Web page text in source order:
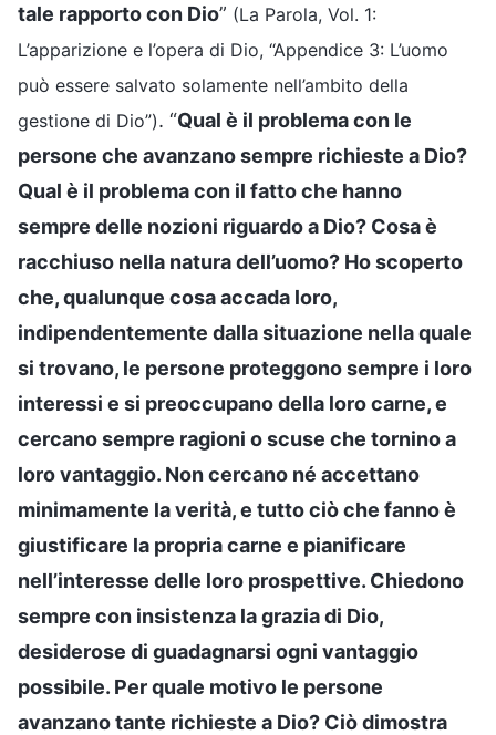
tale rapporto con Dio” (La Parola, Vol. 1:
L’apparizione e l’opera di Dio, “Appendice 3: L’uomo
può essere salvato solamente nell’ambito della
gestione di Dio”). “Qual è il problema con le
persone che avanzano sempre richieste a Dio?
Qual è il problema con il fatto che hanno
sempre delle nozioni riguardo a Dio? Cosa è
racchiuso nella natura dell’uomo? Ho scoperto
che, qualunque cosa accada loro,
indipendentemente dalla situazione nella quale
si trovano, le persone proteggono sempre i loro
interessi e si preoccupano della loro carne, e
cercano sempre ragioni o scuse che tornino a
loro vantaggio. Non cercano né accettano
minimamente la verità, e tutto ciò che fanno è
giustificare la propria carne e pianificare
nell’interesse delle loro prospettive. Chiedono
sempre con insistenza la grazia di Dio,
desiderose di guadagnarsi ogni vantaggio
possibile. Per quale motivo le persone
avanzano tante richieste a Dio? Ciò dimostra